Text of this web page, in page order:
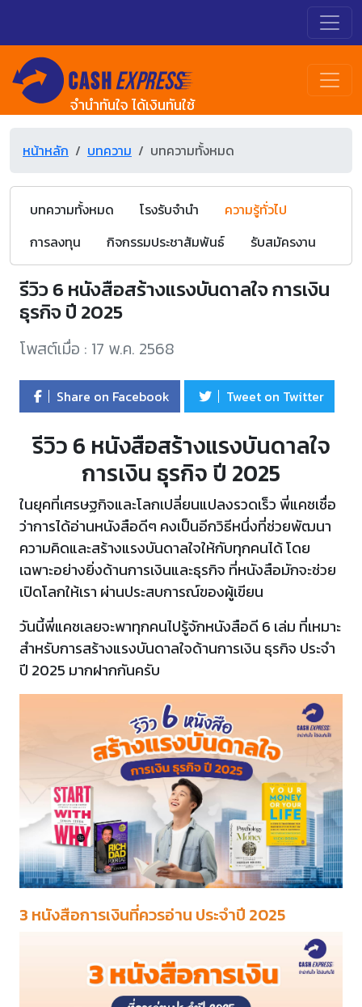
จำนำทันใจ ได้เงินทันใช้
หน้าหลัก บทความ บทความทั้งหมด
บทความทั้งหมด โรงรับจำนำ
ความรู้ทั่วไป
การลงทุน
กิจกรรมประชาสัมพันธ์ รับสมัครงาน
รีวิว 6 หนังสือสร้างแรงบันดาลใจ การเงิน
ธุรกิจ ปี 2025
โพสต์เมื่อ : 17 พ.ค. 2568
Share on Facebook Tweet on Twitter
รีวิว 6 หนังสือสร้างแรงบันดาลใจ
การเงิน ธุรกิจ ปี 2025
ในยุคที่เศรษฐกิจและโลกเปลี่ยนแปลงรวดเร็ว พี่แคชเชื่อ
ว่าการได้อ่านหนังสือดีๆ คงเป็นอีกวิธีหนึ่งที่ช่วยพัฒนา
ความคิดและสร้างแรงบันดาลใจให้กับทุกคนได้ โดย
เฉพาะอย่างยิ่งด้านการเงินและธุรกิจ ที่หนังสือมักจะช่วย
เปิดโลกให้เรา ผ่านประสบการณ์ของผู้เขียน
วันนี้พี่แคชเลยจะพาทุกคนไปรู้จักหนังสือดี 6 เล่ม ที่เหมาะ
สำหรับการสร้างแรงบันดาลใจด้านการเงิน ธุรกิจ ประจำ
ปี 2025 มากฝากกันครับ
3 หนังสือการเงินที่ควรอ่าน ประจำปี 2025